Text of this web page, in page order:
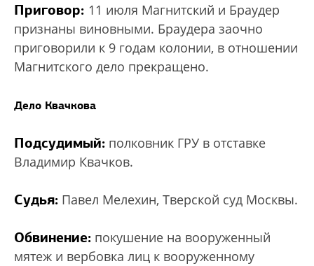
Приговор: 11 июля Магнитский и Браудер
признаны виновными. Браудера заочно
приговорили к 9 годам колонии, в отношении
Магнитского дело прекращено.
Дело Квачкова
Подсудимый: полковник ГРУ в отставке
Владимир Квачков.
Судья: Павел Мелехин, Тверской суд Москвы.
Обвинение: покушение на вооруженный
мятеж и вербовка лиц к вооруженному